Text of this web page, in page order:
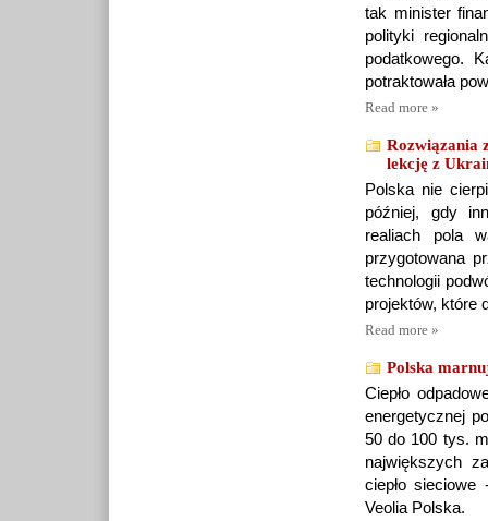
tak minister
polityki
podatkowego.
potraktowała
Read more »
Rozwiązania
lekcję z
Polska nie
później, gdy
realiach pola
przygotowana
technologii
projektów, które
Read more »
Polska
Ciepło
energetycznej
50 do 100 tys.
największych
ciepło
Veolia Polska.